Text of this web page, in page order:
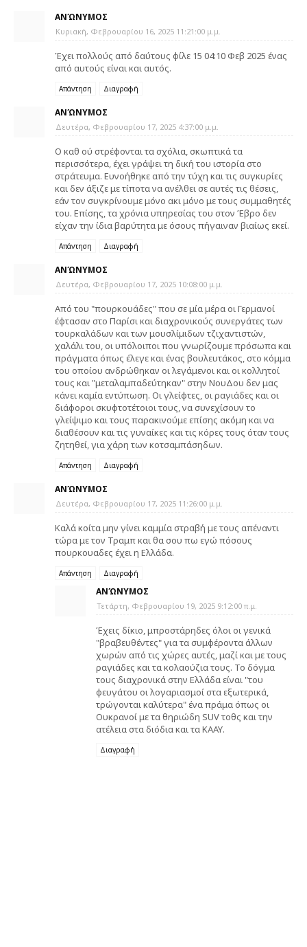
ΑΝΏΝΥΜΟΣ
Κυριακή, Φεβρουαρίου 16, 2025 11:21:00 μ.μ.
Έχει πολλούς από δαύτους φίλε 15 04:10 Φεβ 2025 ένας
από αυτούς είναι και αυτός.
Απάντηση Διαγραφή
ΑΝΏΝΥΜΟΣ
Δευτέρα, Φεβρουαρίου 17, 2025 4:37:00 μ.μ.
Ο καθ ού στρέφονται τα σχόλια, σκωπτικά τα
περισσότερα, έχει γράψει τη δική του ιστορία στο
στράτευμα. Ευνοήθηκε από την τύχη και τις συγκυρίες
και δεν άξιζε με τίποτα να ανέλθει σε αυτές τις θέσεις,
εάν τον συγκρίνουμε μόνο ακι μόνο με τους συμμαθητές
του. Επίσης, τα χρόνια υπηρεσίας του στον Έβρο δεν
είχαν την ίδια βαρύτητα με όσους πήγαιναν βιαίως εκεί.
Απάντηση Διαγραφή
ΑΝΏΝΥΜΟΣ
Δευτέρα, Φεβρουαρίου 17, 2025 10:08:00 μ.μ.
Από του "πουρκουάδες" που σε μία μέρα οι Γερμανοί
έφτασαν στο Παρίσι και διαχρονικούς συνεργάτες των
τουρκαλάδων και των μουσλίμιδων τζιχαντιστών,
χαλάλι του, οι υπόλοιποι που γνωρίζουμε πρόσωπα και
πράγματα όπως έλεγε και ένας βουλευτάκος, στο κόμμα
του οποίου ανδρώθηκαν οι λεγάμενοι και οι κολλητοί
τους και "μεταλαμπαδεύτηκαν" στην ΝουΔου δεν μας
κάνει καμία εντύπωση. Οι γλείφτες, οι ραγιάδες και οι
διάφοροι σκυφτοτέτοιοι τους, να συνεχίσουν το
γλείψιμο και τους παρακινούμε επίσης ακόμη και να
διαθέσουν και τις γυναίκες και τις κόρες τους όταν τους
ζητηθεί, για χάρη των κοτσαμπάσηδων.
Απάντηση Διαγραφή
ΑΝΏΝΥΜΟΣ
Δευτέρα, Φεβρουαρίου 17, 2025 11:26:00 μ.μ.
Καλά κοίτα μην γίνει καμμία στραβή με τους απέναντι
τώρα με τον Τραμπ και θα σου πω εγώ πόσους
πουρκουαδες έχει η Ελλάδα.
Απάντηση Διαγραφή
ΑΝΏΝΥΜΟΣ
Τετάρτη, Φεβρουαρίου 19, 2025 9:12:00 π.μ.
Έχεις δίκιο, μπροστάρηδες όλοι οι γενικά
"βραβευθέντες" για τα συμφέροντα άλλων
χωρών από τις χώρες αυτές, μαζί και με τους
ραγιάδες και τα κολαούζια τους. Το δόγμα
τους διαχρονικά στην Ελλάδα είναι "του
φευγάτου οι λογαριασμοί στα εξωτερικά,
τρώγονται καλύτερα" ένα πράμα όπως οι
Ουκρανοί με τα θηριώδη SUV τοθς και την
ατέλεια στα διόδια και τα ΚΑΑΥ.
Διαγραφή